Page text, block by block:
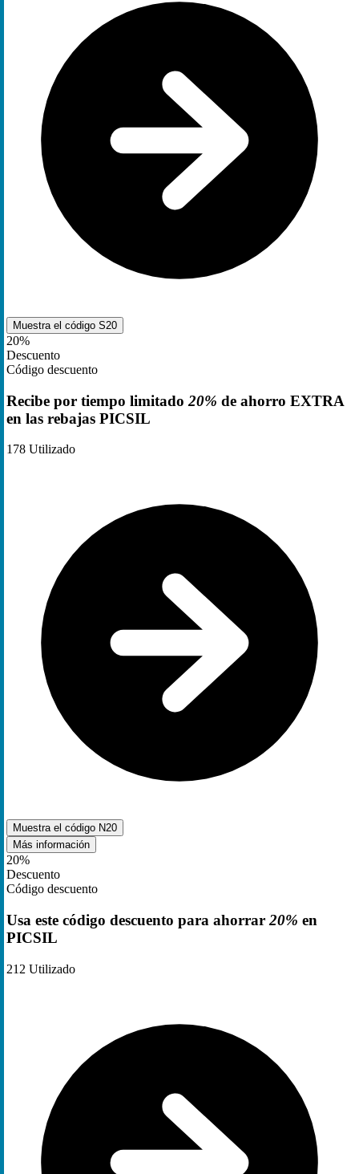
Muestra el código S20
20%
Descuento
Código descuento
Recibe por tiempo limitado 20% de ahorro EXTRA
en las rebajas PICSIL
178 Utilizado
Muestra el código N20
Más información
20%
Descuento
Código descuento
Usa este código descuento para ahorrar 20% en
PICSIL
212 Utilizado